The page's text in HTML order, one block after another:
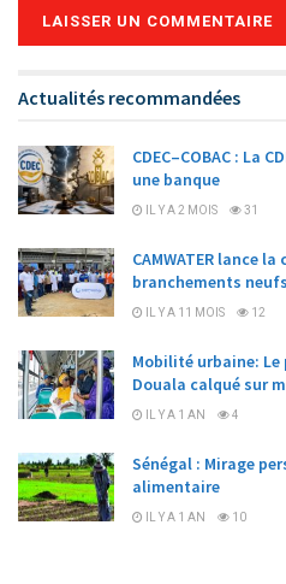
Actualités recommandées
CDEC–COBAC : La
une banque
IL Y A 2 MOIS 31
CAMWATER lance
branchements
IL Y A 11 MOIS 12
Mobilité urbaine:
Douala calqué sur
IL Y A 1 AN 4
Sénégal : Mirage
alimentaire
IL Y A 1 AN 10